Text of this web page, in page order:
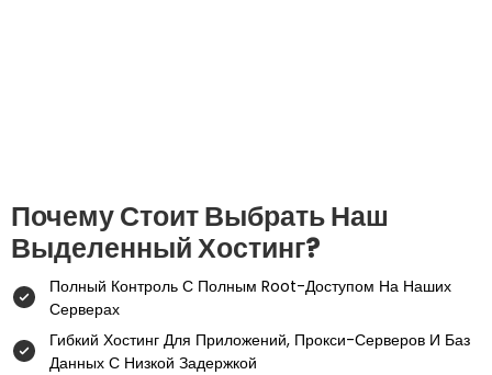
Почему Стоит Выбрать Наш
Выделенный Хостинг?
Полный Контроль С Полным Root-Доступом На Наших
Серверах
Гибкий Хостинг Для Приложений, Прокси-Серверов И Баз
Данных С Низкой Задержкой